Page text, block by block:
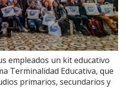
empleados un kit educativo
Terminalidad Educativa, que
primarios, secundarios y